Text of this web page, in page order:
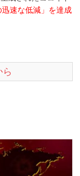
速な低減」を達成